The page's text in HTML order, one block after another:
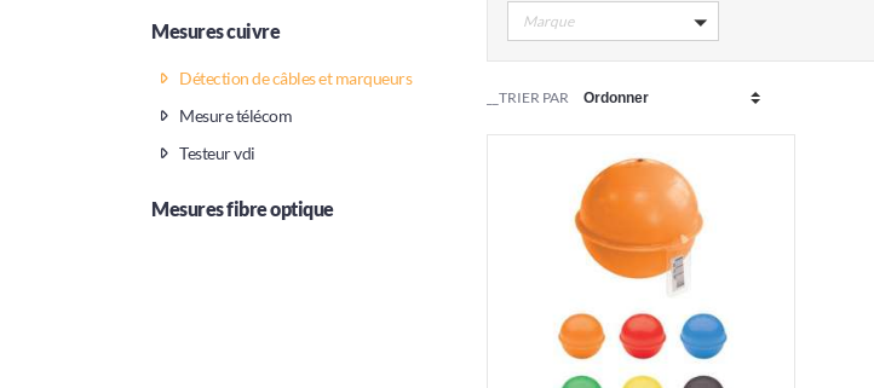
Mesures cuivre
Détection de câbles et marqueurs
Mesure télécom
Testeur vdi
Mesures fibre optique
Marque
__TRIER PAR